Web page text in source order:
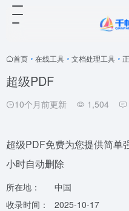
首页 • 在线工具 • 文档处理工具 •
超级PDF
10个月前更新 1,504
超级PDF免费为您提供简单
小时自动删除
所在地：
中国
收录时间：
2025-10-17